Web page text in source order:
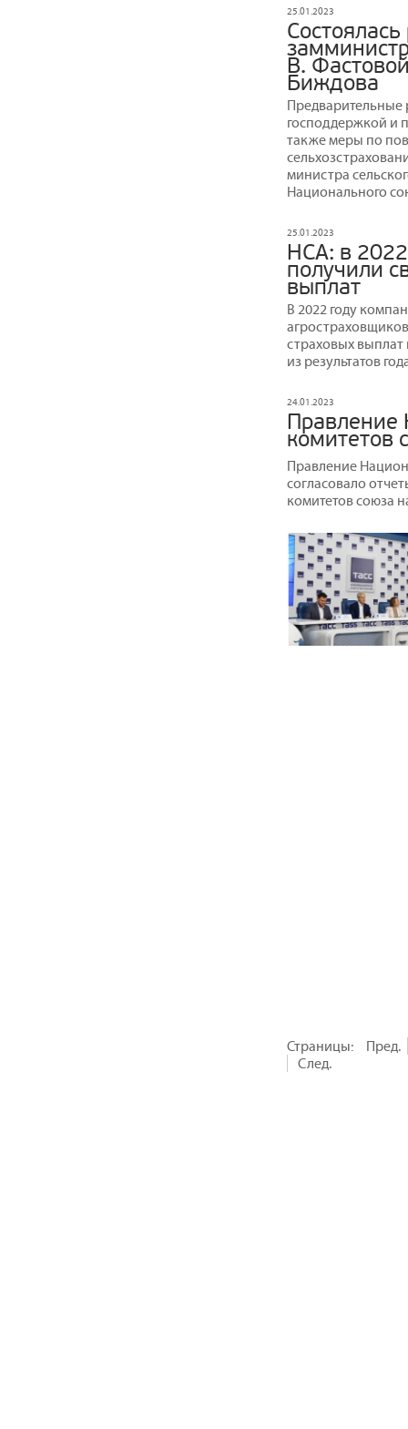
25.01.2023
В.
Биждова
Предварительные
господдержкой и
также меры по
министра
Национального
25.01.2023
НСА: в
получили
выплат
В 2022 году
страховых выплат
из результатов
24.01.2023
Правление
комитетов
Правление
согласовало
комитетов союза
Страницы:
Пред.
След.